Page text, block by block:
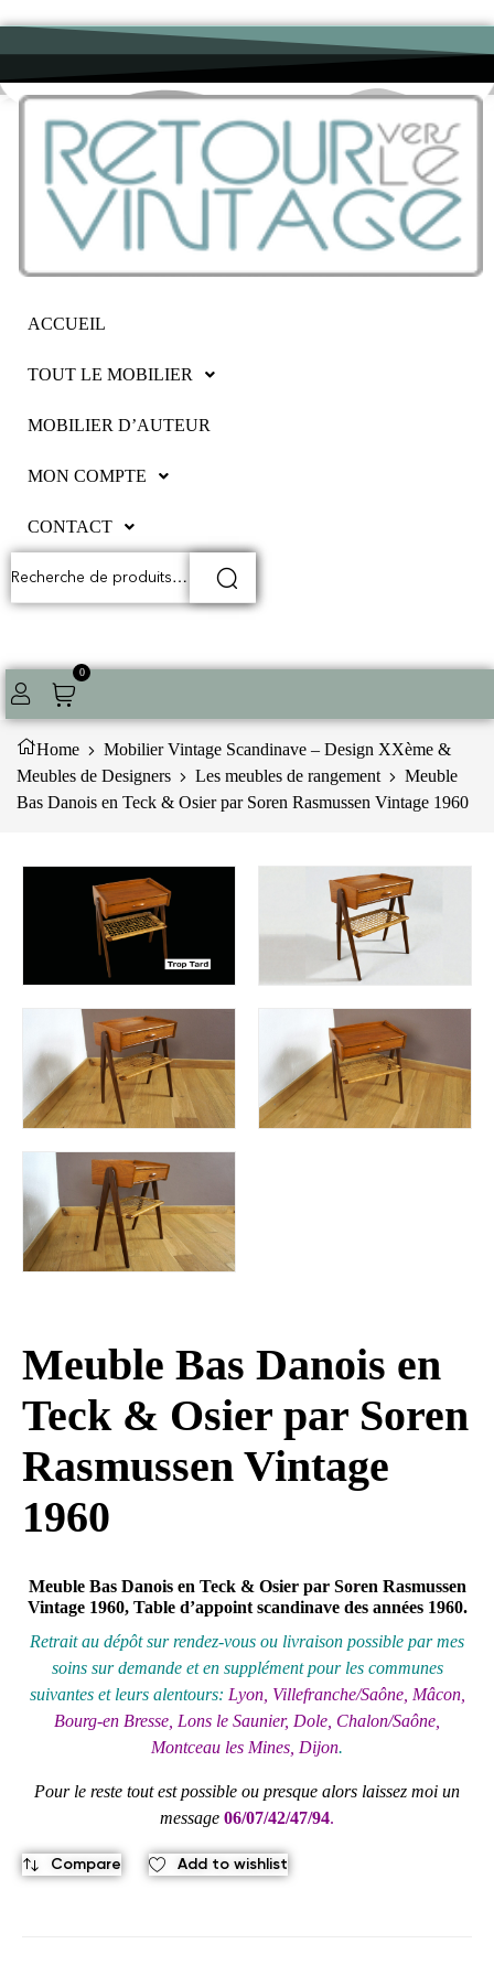
ACCUEIL
TOUT LE MOBILIER
MOBILIER D’AUTEUR
MON COMPTE
CONTACT
0
Home
Mobilier Vintage Scandinave – Design XXème &
Meubles de Designers
Les meubles de rangement
Meuble
Bas Danois en Teck & Osier par Soren Rasmussen Vintage 1960
Meuble Bas Danois en
Teck & Osier par Soren
Rasmussen Vintage
1960
Meuble Bas Danois en Teck & Osier par Soren Rasmussen
Vintage 1960, Table d’appoint scandinave des années 1960.
Retrait au dépôtsur rendez-vous ou livraison possible par mes
soins sur demande et en supplément pour les communes
suivantes et leurs alentours: Lyon, Villefranche/Saône, Mâcon,
Bourg-en Bresse, Lons le Saunier, Dole, Chalon/Saône,
Montceau les Mines, Dijon.
Pour le reste tout est possible ou presque alors laissez moi un
message 06/07/42/47/94.
Compare Add to wishlist